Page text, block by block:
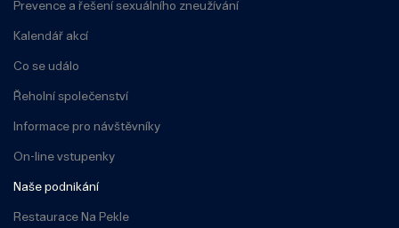
Prevence a řešení sexuálního zneužívání
Kalendář akcí
Co se událo
Řeholní společenství
Informace pro návštěvníky
On-line vstupenky
Naše podnikání
Restaurace Na Pekle